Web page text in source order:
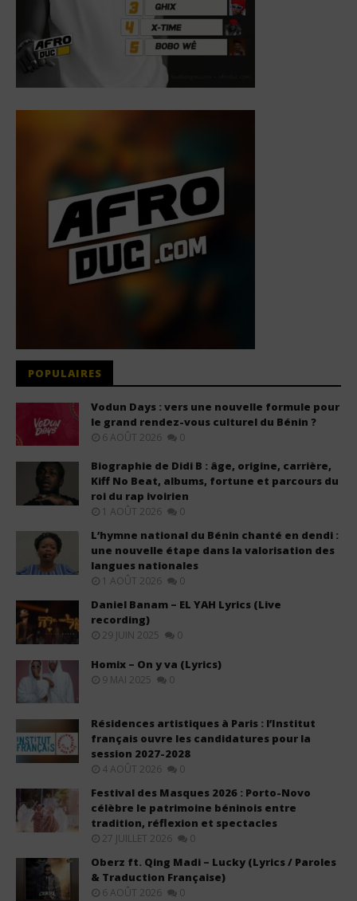
POPULAIRES
Vodun Days : vers une nouvelle formule pour
le grand rendez-vous culturel du Bénin ?
6 AOÛT 2026 0
Biographie de Didi B : âge, origine, carrière,
Kiff No Beat, albums, fortune et parcours du
roi du rap ivoirien
1 AOÛT 2026 0
L’hymne national du Bénin chanté en dendi :
une nouvelle étape dans la valorisation des
langues nationales
1 AOÛT 2026 0
Daniel Banam – EL YAH Lyrics (Live
recording)
29 JUIN 2025 0
Homix – On y va (Lyrics)
9 MAI 2025 0
Résidences artistiques à Paris : l’Institut
français ouvre les candidatures pour la
session 2027-2028
4 AOÛT 2026 0
Festival des Masques 2026 : Porto-Novo
célèbre le patrimoine béninois entre
tradition, réflexion et spectacles
27 JUILLET 2026 0
Oberz ft. Qing Madi – Lucky (Lyrics / Paroles
& Traduction Française)
6 AOÛT 2026 0